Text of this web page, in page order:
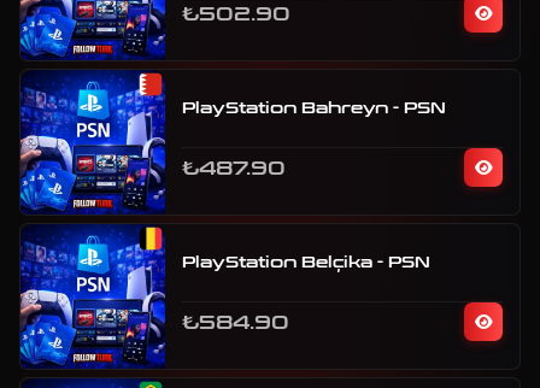
₺502.90
PlayStation Bahreyn - PSN
₺487.90
PlayStation Belçika - PSN
₺584.90